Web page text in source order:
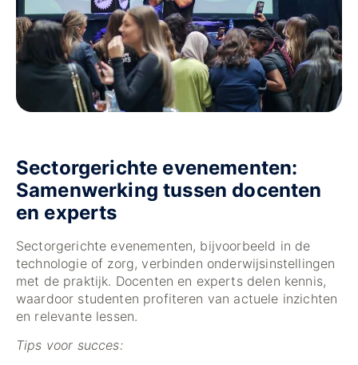
Sectorgerichte evenementen:
Samenwerking tussen docenten
en experts
Sectorgerichte evenementen, bijvoorbeeld in de
technologie of zorg, verbinden onderwijsinstellingen
met de praktijk. Docenten en experts delen kennis,
waardoor studenten profiteren van actuele inzichten
en relevante lessen.
Tips voor succes: